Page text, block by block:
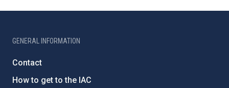
GENERAL INFORMATION
Contact
How to get to the IAC